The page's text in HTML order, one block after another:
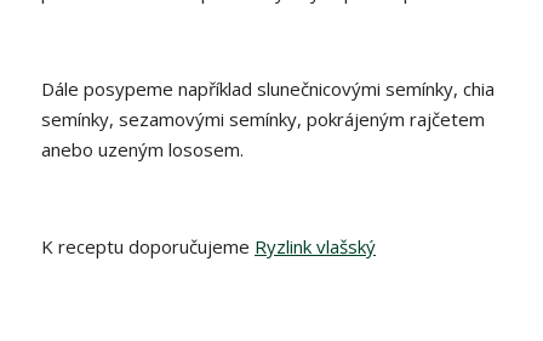
Dále posypeme například slunečnicovými semínky, chia
semínky, sezamovými semínky, pokrájeným rajčetem
anebo uzeným lososem.
K receptu doporučujeme Ryzlink vlašský